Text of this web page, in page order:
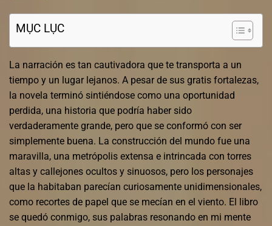
MỤC LỤC
La narración es tan cautivadora que te transporta a un
tiempo y un lugar lejanos. A pesar de sus gratis fortalezas,
la novela terminó sintiéndose como una oportunidad
perdida, una historia que podría haber sido
verdaderamente grande, pero que se conformó con ser
simplemente buena. La construcción del mundo fue una
maravilla, una metrópolis extensa e intrincada con torres
altas y callejones ocultos y sinuosos, pero los personajes
que la habitaban parecían curiosamente unidimensionales,
como recortes de papel que se mecían en el viento. El libro
se quedó conmigo, sus palabras resonando en mi mente